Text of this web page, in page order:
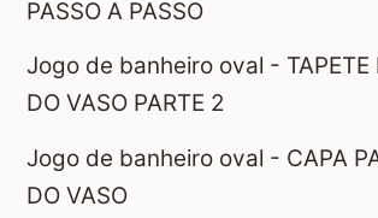
PASSO A PASSO
Jogo de banheiro oval - TAPETE
DO VASO PARTE 2
Jogo de banheiro oval - CAPA
DO VASO